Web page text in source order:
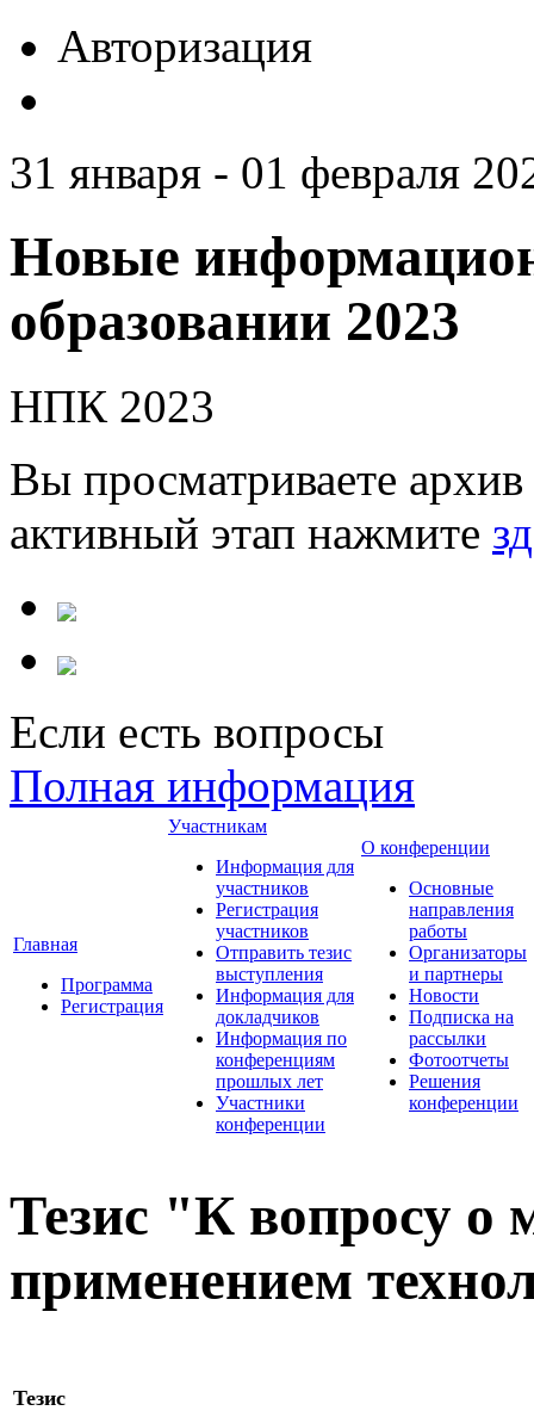
Авторизация
31 января - 01 февраля
Новые
образовании 2023
НПК 2023
Вы просматриваете
активный этап нажмите
Если есть вопросы
Полная информация
Главная
Программа
Регистрация
Участникам
Информация для
участников
Регистрация
участников
Отправить тезис
выступления
Информация для
докладчиков
Информация по
конференциям
прошлых лет
Участники
конференции
О конференции
Основные
направления
работы
Организаторы
и партнеры
Новости
Подписка на
рассылки
Фотоотчеты
Решения
конференции
Тезис "К вопросу о
применением
Тезис